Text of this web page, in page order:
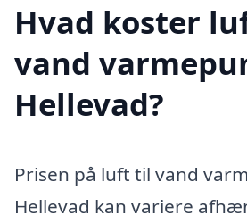
Hvad koster
vand
Hellevad?
Prisen på luft til vand
Hellevad kan variere